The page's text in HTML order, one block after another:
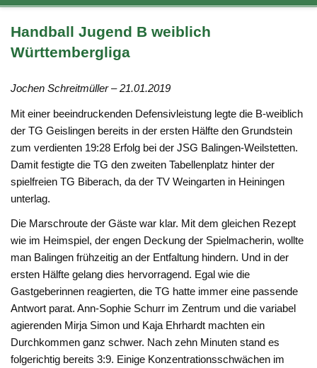
Handball Jugend B weiblich
Württembergliga
Jochen Schreitmüller – 21.01.2019
Mit einer beeindruckenden Defensivleistung legte die B-weiblich
der TG Geislingen bereits in der ersten Hälfte den Grundstein
zum verdienten 19:28 Erfolg bei der JSG Balingen-Weilstetten.
Damit festigte die TG den zweiten Tabellenplatz hinter der
spielfreien TG Biberach, da der TV Weingarten in Heiningen
unterlag.
Die Marschroute der Gäste war klar. Mit dem gleichen Rezept
wie im Heimspiel, der engen Deckung der Spielmacherin, wollte
man Balingen frühzeitig an der Entfaltung hindern. Und in der
ersten Hälfte gelang dies hervorragend. Egal wie die
Gastgeberinnen reagierten, die TG hatte immer eine passende
Antwort parat. Ann-Sophie Schurr im Zentrum und die variabel
agierenden Mirja Simon und Kaja Ehrhardt machten ein
Durchkommen ganz schwer. Nach zehn Minuten stand es
folgerichtig bereits 3:9. Einige Konzentrationsschwächen im